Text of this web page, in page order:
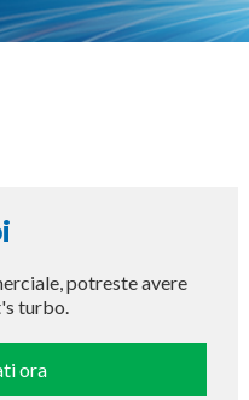
potreste avere
turbo.
ora